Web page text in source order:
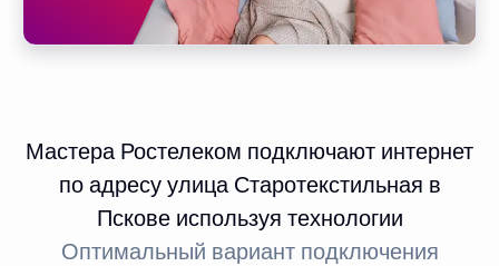
Мастера Ростелеком подключают интернет
по адресу улица Старотекстильная в
Пскове используя технологии
Оптимальный вариант подключения